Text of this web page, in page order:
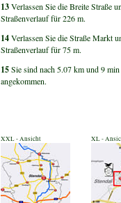
13Verlassen Sie die Breite Straße
Straßenverlauf für 226 m.
14Verlassen Sie die Straße Markt
Straßenverlauf für 75 m.
15Sie sind nach 5.07 km und 9
angekommen.
XXL - Ansicht XL -